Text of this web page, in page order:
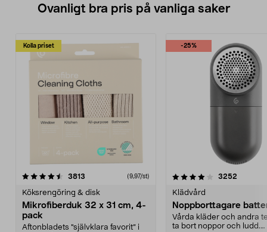
Ovanligt bra pris på vanliga saker
Kolla priset
3813 (9,97/st)
Köksrengöring & disk
Mikrofiberduk 32 x 31 cm, 4-
pack
Aftonbladets "självklara favorit” i
-25%
4.0av 5 stjärnor 3252
Klädvård
Noppborttagare
Vårda kläder och andra
ta bort noppor och ludd.
4.5av 5 stjärnor